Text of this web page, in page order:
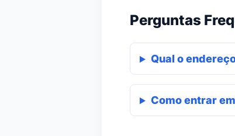
Perguntas
Qual o
Como entrar